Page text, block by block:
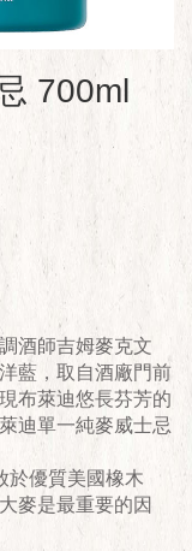
700ml
酒師吉姆麥克文
藍，取自酒廠門前
布萊迪悠長芬芳的
迪單一純麥威士忌
於優質美國橡木
麥是最重要的因